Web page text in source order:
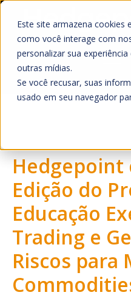
Este site armazena cookies
como você interage com
personalizar sua
outras mídias.
Se você recusar, suas
usado em seu navegador
Home
Quem Somos
A Hedgepoint
Sala de Imprensa
Trabalhe Conosco
Hedgepoint
Edição do
Educação
Trading e
Riscos para